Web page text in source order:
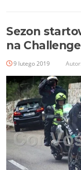
Sezon
na
9 lutego 2019